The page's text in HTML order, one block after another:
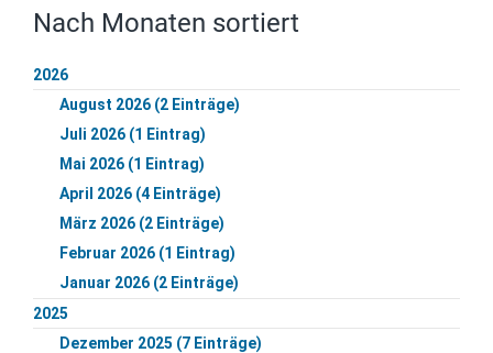
Nach Monaten sortiert
2026
August 2026 (2 Einträge)
Juli 2026 (1 Eintrag)
Mai 2026 (1 Eintrag)
April 2026 (4 Einträge)
März 2026 (2 Einträge)
Februar 2026 (1 Eintrag)
Januar 2026 (2 Einträge)
2025
Dezember 2025 (7 Einträge)